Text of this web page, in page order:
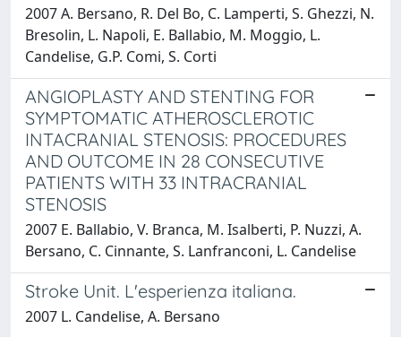
2007 A. Bersano, R. Del Bo, C. Lamperti, S. Ghezzi, N.
Bresolin, L. Napoli, E. Ballabio, M. Moggio, L.
Candelise, G.P. Comi, S. Corti
ANGIOPLASTY AND STENTING FOR
SYMPTOMATIC ATHEROSCLEROTIC
INTACRANIAL STENOSIS: PROCEDURES
AND OUTCOME IN 28 CONSECUTIVE
PATIENTS WITH 33 INTRACRANIAL
STENOSIS
2007 E. Ballabio, V. Branca, M. Isalberti, P. Nuzzi, A.
Bersano, C. Cinnante, S. Lanfranconi, L. Candelise
Stroke Unit. L'esperienza italiana.
2007 L. Candelise, A. Bersano